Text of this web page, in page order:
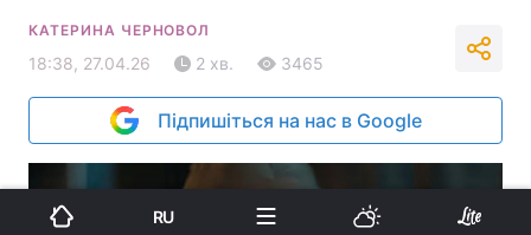
КАТЕРИНА ЧЕРНОВОЛ
18:38, 27.04.26 2 хв. 3465
Підпишіться на нас в Google
RU